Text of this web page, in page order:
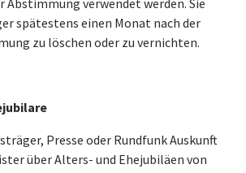
Abstimmung verwendet werden. Sie
spätestens einen Monat nach der
zu löschen oder zu vernichten.
Presse oder Rundfunk Auskunft
über Alters- und Ehejubiläen von